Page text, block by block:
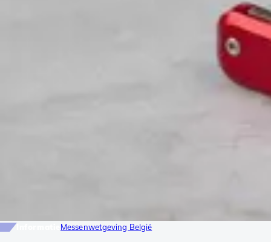
Messenwetgeving België